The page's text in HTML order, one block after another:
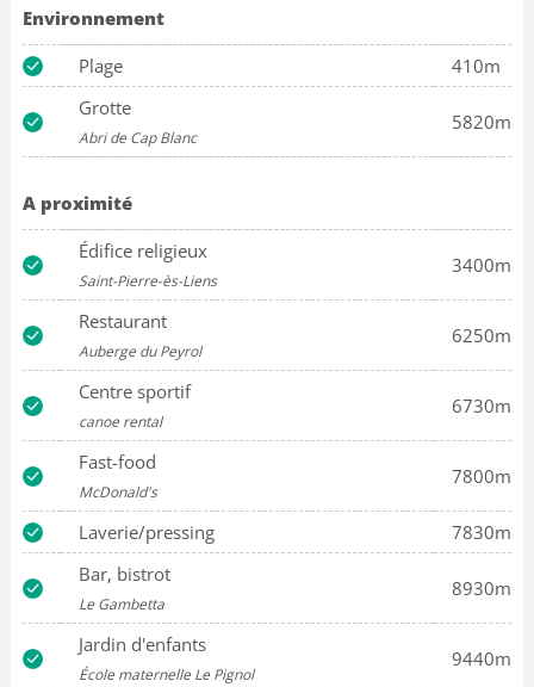
Environnement
Plage
410m
Grotte
Abri de Cap Blanc
5820m
A proximité
Édifice religieux
Saint-Pierre-ès-Liens
3400m
Restaurant
Auberge du Peyrol
6250m
Centre sportif
canoe rental
6730m
Fast-food
McDonald's
7800m
Laverie/pressing
7830m
Bar, bistrot
Le Gambetta
8930m
Jardin d'enfants
École maternelle Le Pignol
9440m